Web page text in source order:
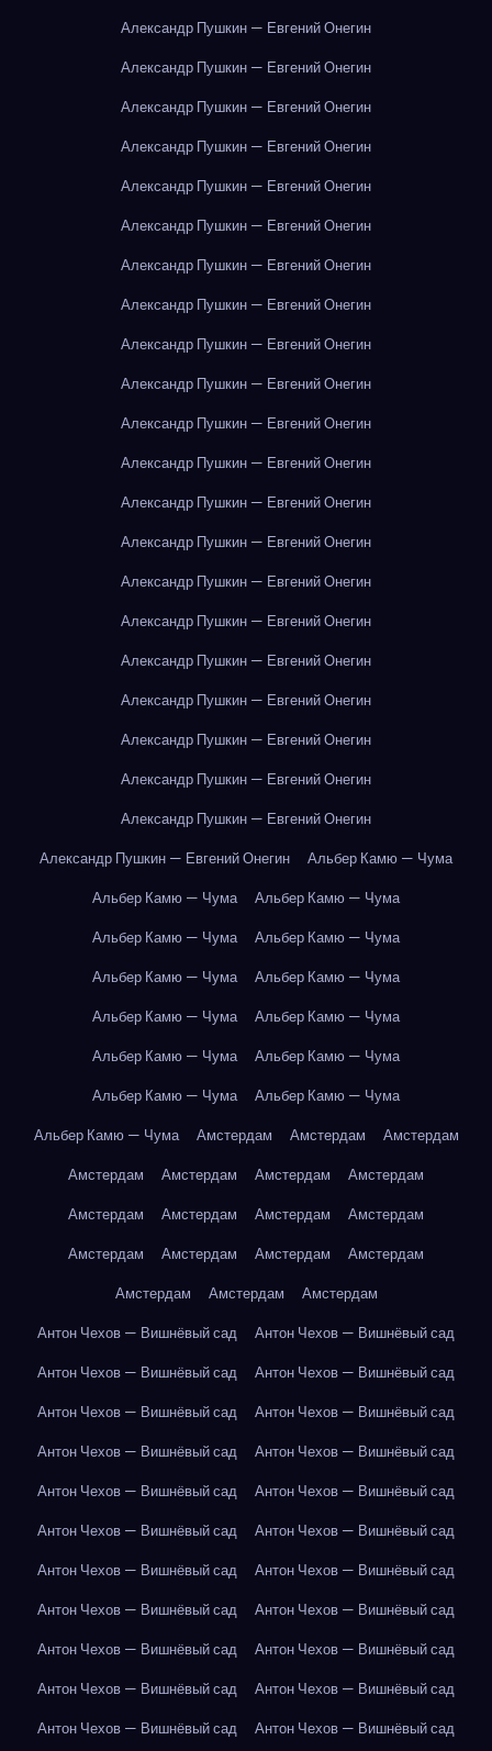
Александр Пушкин — Евгений Онегин
Александр Пушкин — Евгений Онегин
Александр Пушкин — Евгений Онегин
Александр Пушкин — Евгений Онегин
Александр Пушкин — Евгений Онегин
Александр Пушкин — Евгений Онегин
Александр Пушкин — Евгений Онегин
Александр Пушкин — Евгений Онегин
Александр Пушкин — Евгений Онегин
Александр Пушкин — Евгений Онегин
Александр Пушкин — Евгений Онегин
Александр Пушкин — Евгений Онегин
Александр Пушкин — Евгений Онегин
Александр Пушкин — Евгений Онегин
Александр Пушкин — Евгений Онегин
Александр Пушкин — Евгений Онегин
Александр Пушкин — Евгений Онегин
Александр Пушкин — Евгений Онегин
Александр Пушкин — Евгений Онегин
Александр Пушкин — Евгений Онегин
Александр Пушкин — Евгений Онегин
Александр Пушкин — Евгений Онегин
Альбер Камю — Чума
Альбер Камю — Чума
Альбер Камю — Чума
Альбер Камю — Чума
Альбер Камю — Чума
Альбер Камю — Чума
Альбер Камю — Чума
Альбер Камю — Чума
Альбер Камю — Чума
Альбер Камю — Чума
Альбер Камю — Чума
Альбер Камю — Чума
Альбер Камю — Чума
Альбер Камю — Чума
Амстердам Амстердам
Амстердам
Амстердам
Амстердам Амстердам
Амстердам
Амстердам
Амстердам Амстердам
Амстердам
Амстердам
Амстердам Амстердам
Амстердам
Амстердам
Амстердам
Амстердам
Антон Чехов — Вишнёвый сад
Антон Чехов — Вишнёвый сад
Антон Чехов — Вишнёвый сад
Антон Чехов — Вишнёвый сад
Антон Чехов — Вишнёвый сад
Антон Чехов — Вишнёвый сад
Антон Чехов — Вишнёвый сад
Антон Чехов — Вишнёвый сад
Антон Чехов — Вишнёвый сад
Антон Чехов — Вишнёвый сад
Антон Чехов — Вишнёвый сад
Антон Чехов — Вишнёвый сад
Антон Чехов — Вишнёвый сад
Антон Чехов — Вишнёвый сад
Антон Чехов — Вишнёвый сад
Антон Чехов — Вишнёвый сад
Антон Чехов — Вишнёвый сад
Антон Чехов — Вишнёвый сад
Антон Чехов — Вишнёвый сад
Антон Чехов — Вишнёвый сад
Антон Чехов — Вишнёвый сад
Антон Чехов — Вишнёвый сад